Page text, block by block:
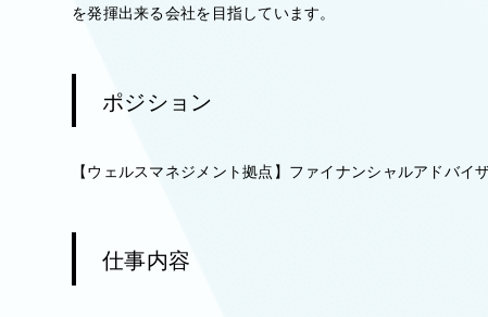
を発揮出来る会社を目指しています。
ポジション
【ウェルスマネジメント拠点】ファイナンシャルアドバイ
仕事内容